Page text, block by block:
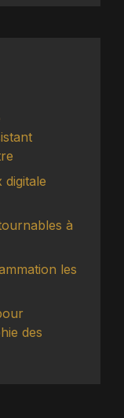
à
les
des